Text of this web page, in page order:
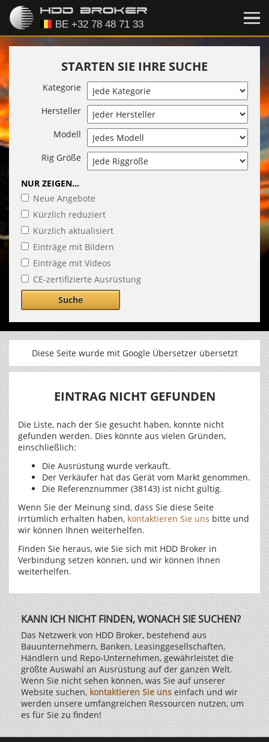
STARTEN SIE IHRE SUCHE
Kategorie
Hersteller
Modell
Rig Größe
NUR ZEIGEN...
Neue Angebote
Kürzlich reduziert
Kürzlich aktualisiert
Einträge mit Bildern
Einträge mit Videos
CE-zertifizierte Ausrüstung
Suche
Diese Seite wurde mit Google Übersetzer übersetzt
EINTRAG NICHT GEFUNDEN
Die Liste, nach der Sie gesucht haben, konnte nicht
gefunden werden. Dies könnte aus vielen Gründen,
einschließlich:
Die Ausrüstung wurde verkauft.
Der Verkäufer hat das Gerät vom Markt genommen.
Die Referenznummer (38143) ist nicht gültig.
Wenn Sie der Meinung sind, dass Sie diese Seite
irrtümlich erhalten haben, kontaktieren Sie uns bitte und
wir können Ihnen weiterhelfen.
Finden Sie heraus, wie Sie sich mit HDD Broker in
Verbindung setzen können, und wir können Ihnen
weiterhelfen.
KANN ICH NICHT FINDEN, WONACH SIE SUCHEN?
Das Netzwerk von HDD Broker, bestehend aus
Bauunternehmern, Banken, Leasinggesellschaften,
Händlern und Repo-Unternehmen, gewährleistet die
größte Auswahl an Ausrüstung auf der ganzen Welt.
Wenn Sie nicht sehen können, was Sie auf unserer
Website suchen, kontaktieren Sie uns einfach und wir
werden unsere umfangreichen Ressourcen nutzen, um
es für Sie zu finden!